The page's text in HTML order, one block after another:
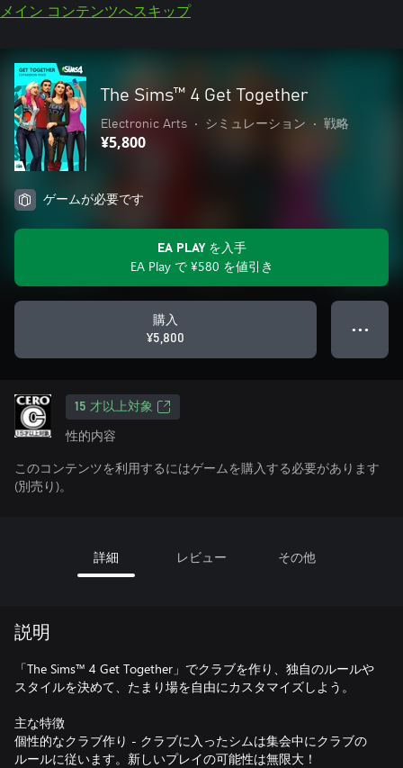
メイン コンテンツへスキップ
The Sims™ 4 Get Together
Electronic Arts • シミュレーション • 戦略
¥5,800
ゲームが必要です
EA PLAY を入手
EA Play で ¥580 を値引き
購入
¥5,800
● ● ●
15 才以上対象
性的内容
このコンテンツを利用するにはゲームを購入する必要があります
(別売り)。
詳細 レビュー その他
説明
「The Sims™ 4 Get Together」でクラブを作り、独自のルールや
スタイルを決めて、たまり場を自由にカスタマイズしよう。
主な特徴
個性的なクラブ作り - クラブに入ったシムは集会中にクラブの
ルールに従います。新しいプレイの可能性は無限大！